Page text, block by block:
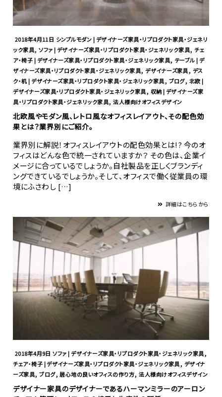
2018年4月11日 シンプルモダン | デザイナーズ家具・リプロダクト家具・ジェネリ
ック家具,ソファ | デザイナーズ家具・リプロダクト家具・ジェネリック家具,チェ
ア・椅子 | デザイナーズ家具・リプロダクト家具・ジェネリック家具, テーブル | デ
ザイナーズ家具・リプロダクト家具・ジェネリック家具, デザイナーズ家具, デス
ク・机 | デザイナーズ家具・リプロダクト家具・ジェネリック家具, ブログ, 北欧 |
デザイナーズ家具・リプロダクト家具・ジェネリック家具, 収納 | デザイナーズ家
具・リプロダクト家具・ジェネリック家具,法人様向けオフィスデザイン
北欧風やモダン風、レトロ風なオフィスレイアウト、その配色効
果とは？業界別にご紹介。
業界別に解説！オフィスレイアウトの配色効果とは!? 今のオ
フィスはどんな色で統一されていますか？ その色は、企業イ
メージに合っているでしょうか。自社製品を正しくブランディ
ングできているでしょうか。そして、オフィスで働く従業員の環
境にふさわし […]
詳細はこちらから
2018年4月9日 ソファ | デザイナーズ家具・リプロダクト家具・ジェネリック家具,
チェア・椅子 | デザイナーズ家具・リプロダクト家具・ジェネリック家具, デザイナ
ーズ家具,ブログ, 居心地の良いオフィスの作り方,法人様向けオフィスデザイン
デザイナー家具のデザイナーであるハーマンミラーのアーロン